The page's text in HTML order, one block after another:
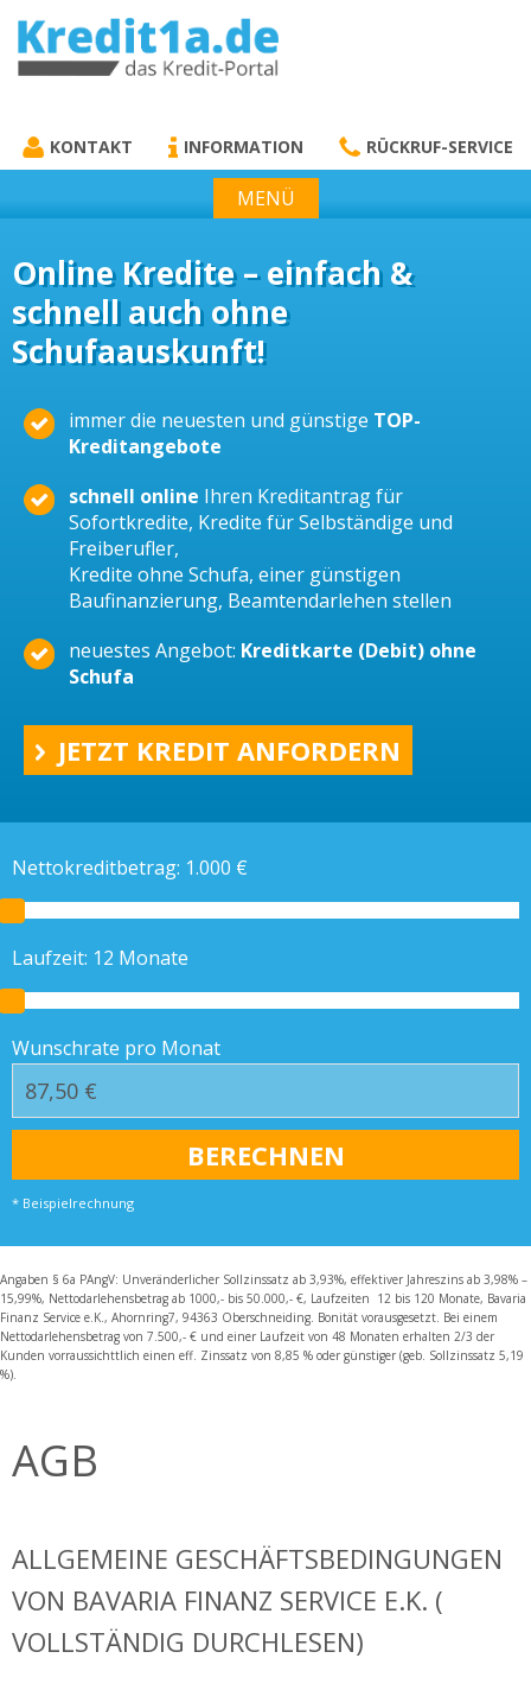
KREDIT1A.DE
KONTAKT INFORMATION RÜCKRUF-SERVICE
MENÜ
Online Kredite – einfach &
schnell auch ohne
Schufaauskunft!
immer die neuesten und günstige TOP-
Kreditangebote
schnell online Ihren Kreditantrag für
Sofortkredite, Kredite für Selbständige und
Freiberufler,
Kredite ohne Schufa, einer günstigen
Baufinanzierung, Beamtendarlehen stellen
neuestes Angebot: Kreditkarte (Debit) ohne
Schufa
JETZT KREDIT ANFORDERN
Nettokreditbetrag: 1.000 €
Laufzeit: 12 Monate
Wunschrate pro Monat
* Beispielrechnung
Angaben § 6a PAngV: Unveränderlicher Sollzinssatz ab 3,93%, effektiver Jahreszins ab 3,98% –
15,99%, Nettodarlehensbetrag ab 1000,- bis 50.000,- €, Laufzeiten 12 bis 120 Monate, Bavaria
Finanz Service e.K., Ahornring7, 94363 Oberschneiding. Bonität vorausgesetzt. Bei einem
Nettodarlehensbetrag von 7.500,- € und einer Laufzeit von 48 Monaten erhalten 2/3 der
Kunden vorraussichttlich einen eff. Zinssatz von 8,85 % oder günstiger (geb. Sollzinssatz 5,19
%).
AGB
ALLGEMEINE GESCHÄFTSBEDINGUNGEN
VON BAVARIA FINANZ SERVICE E.K. (
VOLLSTÄNDIG DURCHLESEN)